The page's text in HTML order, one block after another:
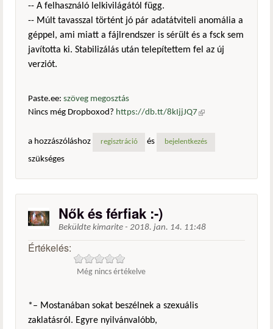
-- A felhasználó lelkivilágától függ.
-- Múlt tavasszal történt jó pár adatátviteli anomália a
géppel, ami miatt a fájlrendszer is sérült és a fsck sem
javította ki. Stabilizálás után telepítettem fel az új
verziót.
Paste.ee: szöveg megosztás
Nincs még Dropboxod? https://db.tt/8kIjjJQ7 (külső
a hozzászóláshoz
regisztráció és bejelentkezés
szükséges
Nők és férfiak :-)
Beküldte kimarite - 2018. jan. 14. 11:48
Értékelés:
Még nincs értékelve
*– Mostanában sokat beszélnek a szexuális
zaklatásról. Egyre nyilvánvalóbb,